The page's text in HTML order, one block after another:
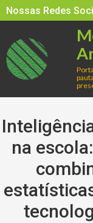
Skip
to
content
Nossas Redes
na